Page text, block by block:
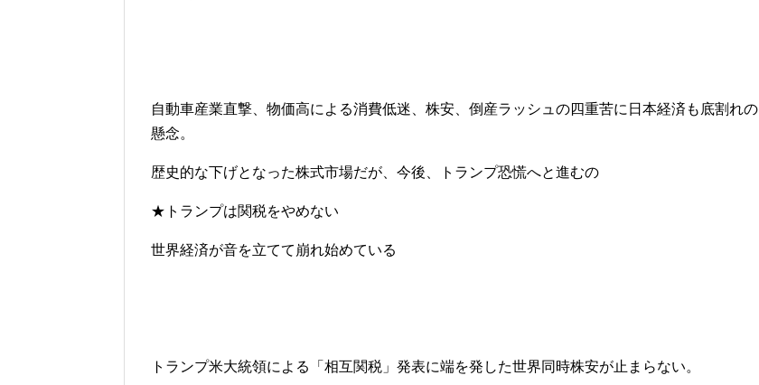
自動車産業直撃、物価高による消費低迷、株安、倒産ラッシュの四重苦に日本経済も底割れの
懸念。
歴史的な下げとなった株式市場だが、今後、トランプ恐慌へと進むの
★トランプは関税をやめない
世界経済が音を立てて崩れ始めている
トランプ米大統領による「相互関税」発表に端を発した世界同時株安が止まらない。